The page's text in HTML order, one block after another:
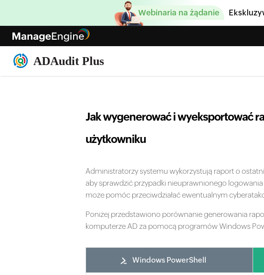
Webinaria na żądanie
Jak wygenerować i wyeksportować
użytkowniku
Administratorzy systemu wykorzystują raport o
aby sprawdzić przypadki nieuprawnionego
może pomóc przeciwdziałać ewentualnym
Poniżej przedstawiono porównanie generowania
komputerze AD za pomocą programów Windows
Windows PowerShell